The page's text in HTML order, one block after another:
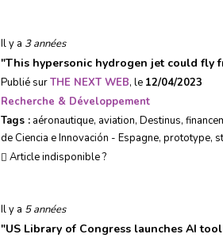
Il y a 3 années
"This hypersonic hydrogen jet could fly
Publié surTHE NEXT WEB, le 12/04/2023
Recherche & Développement
Tags : aéronautique, aviation, Destinus,
de Ciencia e Innovación - Espagne, prototype,
Article indisponible ?
Il y a 5 années
"US Library of Congress launches AI